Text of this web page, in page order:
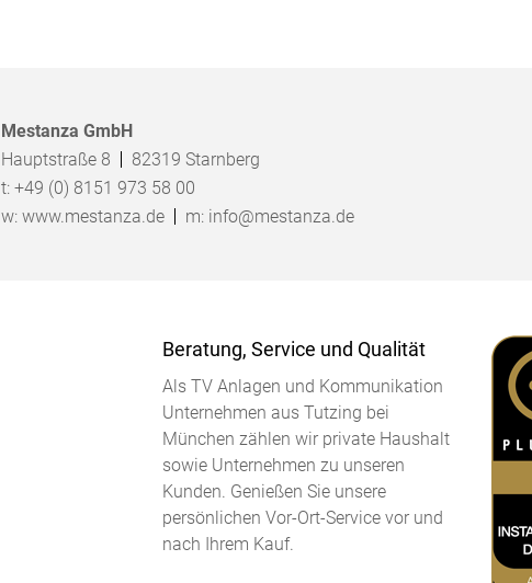
Mestanza GmbH
Hauptstraße 8
82319 Starnberg
t: +49 (0) 8151 973 58 00
w: www.mestanza.de m: info@mestanza.de
Beratung, Service und Qualität
Als TV Anlagen und Kommunikation
Unternehmen aus Tutzing bei
München zählen wir private Haushalt
sowie Unternehmen zu unseren
Kunden. Genießen Sie unsere
persönlichen Vor-Ort-Service vor und
nach Ihrem Kauf.